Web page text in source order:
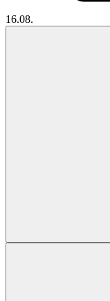
16.08.